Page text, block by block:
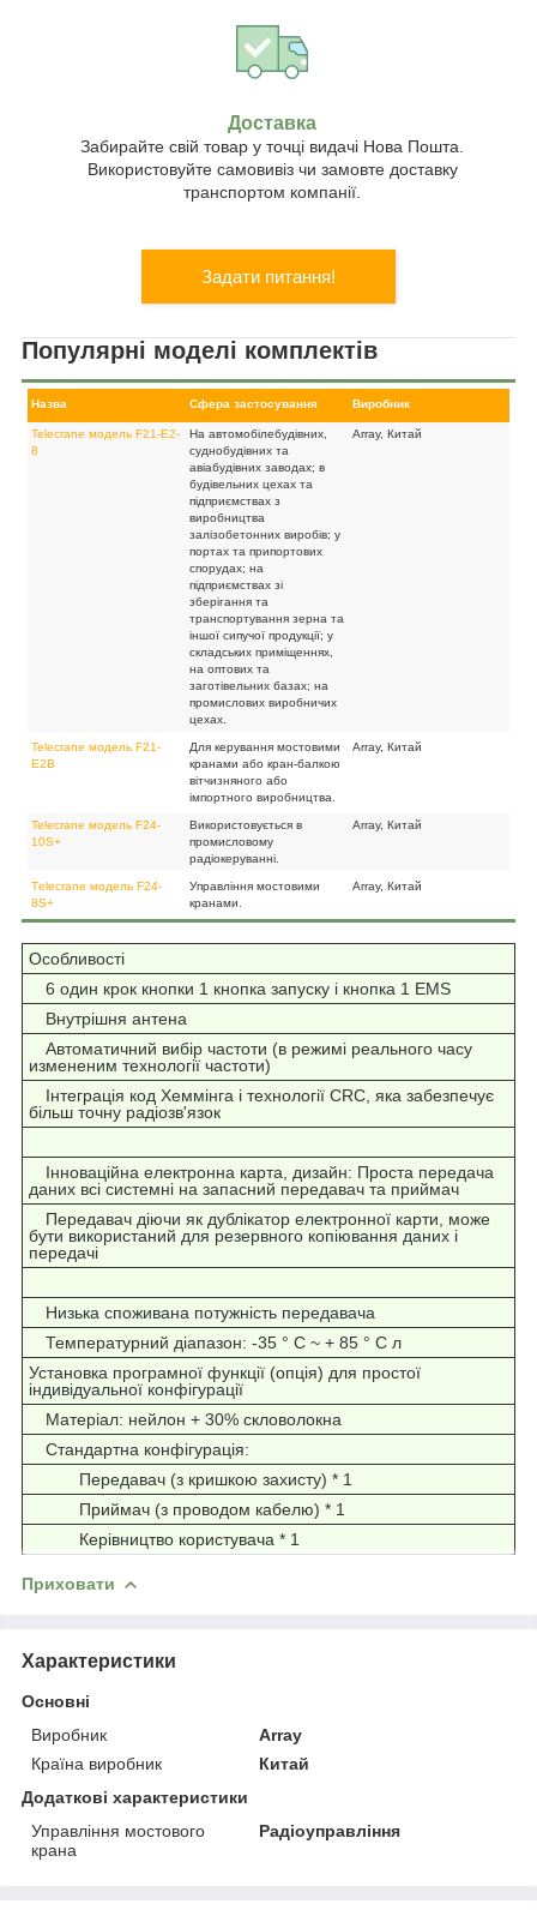
Доставка
Забирайте свій товар у точці видачі Нова Пошта.
Використовуйте самовивіз чи замовте доставку
транспортом компанії.
Задати питання!
Популярні моделі комплектів
Назва Сфера застосування Виробник
Telecrane модель F21-E2-
8
На автомобілебудівних,
суднобудівних та
авіабудівних заводах; в
будівельних цехах та
підприємствах з
виробництва
залізобетонних виробів; у
портах та припортових
спорудах; на
підприємствах зі
зберігання та
транспортування зерна та
іншої сипучої продукції; у
складських приміщеннях,
на оптових та
заготівельних базах; на
промислових виробничих
цехах.
Array, Китай
Telecrane модель F21-
E2B
Для керування мостовими
кранами або кран-балкою
вітчизняного або
імпортного виробництва.
Array, Китай
Telecrane модель F24-
10S+
Використовується в
промисловому
радіокеруванні.
Array, Китай
Тelecrane модель F24-
8S+
Управління мостовими
кранами.
Array, Китай
Особливості
6 один крок кнопки 1 кнопка запуску і кнопка 1 EMS
Внутрішня антена
Автоматичний вибір частоти (в режимі реального часу
измененим технології частоти)
Інтеграція код Хеммінга і технології CRC, яка забезпечує
більш точну радіозв'язок
Інноваційна електронна карта, дизайн: Проста передача
даних всі системні на запасний передавач та приймач
Передавач діючи як дублікатор електронної карти, може
бути використаний для резервного копіювання даних і
передачі
Низька споживана потужність передавача
Температурний діапазон: -35 ° C ~ + 85 ° C л
Установка програмної функції (опція) для простої
індивідуальної конфігурації
Матеріал: нейлон + 30% скловолокна
Стандартна конфігурація:
Передавач (з кришкою захисту) * 1
Приймач (з проводом кабелю) * 1
Керівництво користувача * 1
Приховати
Характеристики
Основні
Виробник
Array
Країна виробник
Китай
Додаткові характеристики
Управління мостового
крана
Радіоуправління